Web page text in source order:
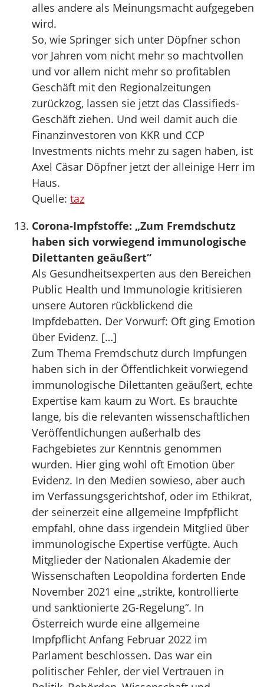
alles andere als Meinungsmacht aufgegeben
wird.
So, wie Springer sich unter Döpfner schon
vor Jahren vom nicht mehr so machtvollen
und vor allem nicht mehr so profitablen
Geschäft mit den Regionalzeitungen
zurückzog, lassen sie jetzt das Classifieds-
Geschäft ziehen. Und weil damit auch die
Finanz­investoren von KKR und CCP
Investments nichts mehr zu sagen haben, ist
Axel Cäsar Döpfner jetzt der alleinige Herr im
Haus.
Quelle: taz
Corona-Impfstoffe: „Zum Fremdschutz
haben sich vorwiegend immunologische
Dilettanten geäußert“
Als Gesundheitsexperten aus den Bereichen
Public Health und Immunologie kritisieren
unsere Autoren rückblickend die
Impfdebatten. Der Vorwurf: Oft ging Emotion
über Evidenz. […]
Zum Thema Fremdschutz durch Impfungen
haben sich in der Öffentlichkeit vorwiegend
immunologische Dilettanten geäußert, echte
Expertise kam kaum zu Wort. Es brauchte
lange, bis die relevanten wissenschaftlichen
Veröffentlichungen außerhalb des
Fachgebietes zur Kenntnis genommen
wurden. Hier ging wohl oft Emotion über
Evidenz. In den Medien sowieso, aber auch
im Verfassungsgerichtshof, oder im Ethikrat,
der seinerzeit eine allgemeine Impfpflicht
empfahl, ohne dass irgendein Mitglied über
immunologische Expertise verfügte. Auch
Mitglieder der Nationalen Akademie der
Wissenschaften Leopoldina forderten Ende
November 2021 eine „strikte, kontrollierte
und sanktionierte 2G-Regelung“. In
Österreich wurde eine allgemeine
Impfpflicht Anfang Februar 2022 im
Parlament beschlossen. Das war ein
politischer Fehler, der viel Vertrauen in